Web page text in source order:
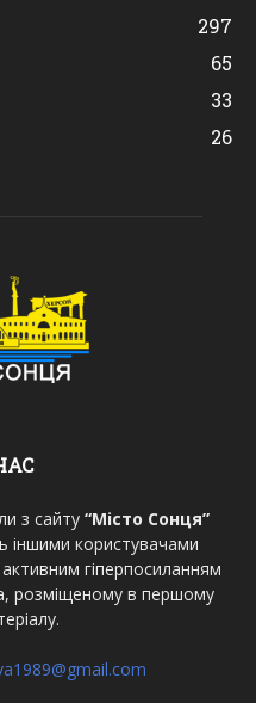
297
65
33
26
з сайту “Місто Сонця”
іншими користувачами
гіперпосиланням
розміщеному в першому